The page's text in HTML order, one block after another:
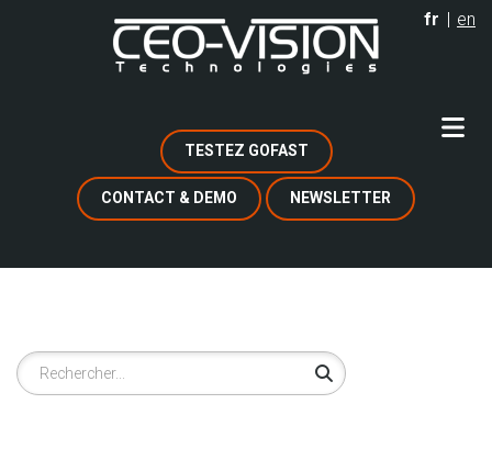
fr en
TESTEZ GOFAST
CONTACT & DEMO NEWSLETTER
Rechercher